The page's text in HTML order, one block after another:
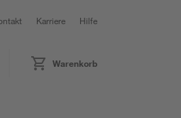
Karriere Hilfe
Warenkorb